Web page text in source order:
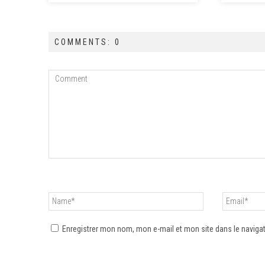
COMMENTS: 0
Enregistrer mon nom, mon e-mail et mon site dans le